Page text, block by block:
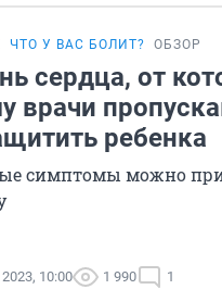
ЧТО У ВАС БОЛИТ? ОБЗОР
сердца, от
врачи
ребенка
симптомы можно
10:00 1 990 1